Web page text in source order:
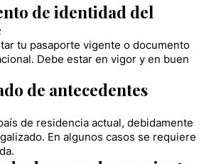
de identidad del
tu pasaporte vigente o documento
Debe estar en vigor y en buen
de antecedentes
de residencia actual, debidamente
En algunos casos se requiere